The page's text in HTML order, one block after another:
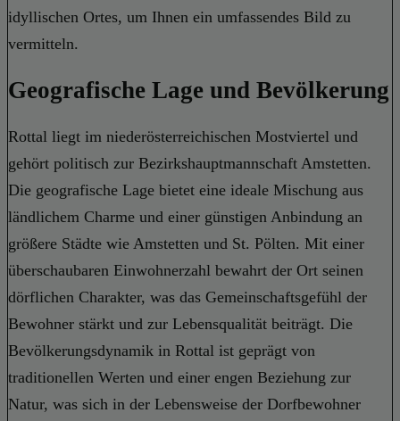
idyllischen Ortes, um Ihnen ein umfassendes Bild zu
vermitteln.
Geografische Lage und Bevölkerung
Rottal liegt im niederösterreichischen Mostviertel und
gehört politisch zur Bezirkshauptmannschaft Amstetten.
Die geografische Lage bietet eine ideale Mischung aus
ländlichem Charme und einer günstigen Anbindung an
größere Städte wie Amstetten und St. Pölten. Mit einer
überschaubaren Einwohnerzahl bewahrt der Ort seinen
dörflichen Charakter, was das Gemeinschaftsgefühl der
Bewohner stärkt und zur Lebensqualität beiträgt. Die
Bevölkerungsdynamik in Rottal ist geprägt von
traditionellen Werten und einer engen Beziehung zur
Natur, was sich in der Lebensweise der Dorfbewohner